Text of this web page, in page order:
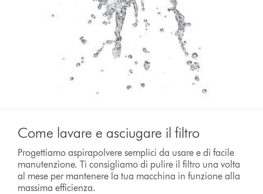
Come lavare e asciugare il filtro
Progettiamo aspirapolvere semplici da usare e di facile
manutenzione. Ti consigliamo di pulire il filtro una volta
al mese per mantenere la tua macchina in funzione alla
massima efficienza.